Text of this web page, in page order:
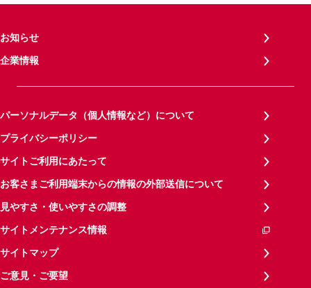
お知らせ
企業情報
パーソナルデータ（個人情報など）について
プライバシーポリシー
サイトご利用にあたって
お客さまご利用端末からの情報の外部送信について
見やすさ・使いやすさの調整
サイトメンテナンス情報
サイトマップ
ご意見・ご要望